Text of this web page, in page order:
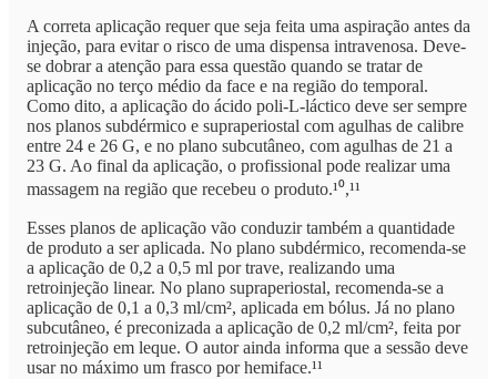
A correta aplicação requer que seja feita uma aspiração antes da
injeção, para evitar o risco de uma dispensa intravenosa. Deve-
se dobrar a atenção para essa questão quando se tratar de
aplicação no terço médio da face e na região do temporal.
Como dito, a aplicação do ácido poli-L-láctico deve ser sempre
nos planos subdérmico e supraperiostal com agulhas de calibre
entre 24 e 26 G, e no plano subcutâneo, com agulhas de 21 a
23 G. Ao final da aplicação, o profissional pode realizar uma
massagem na região que recebeu o produto.¹⁰,¹¹
Esses planos de aplicação vão conduzir também a quantidade
de produto a ser aplicada. No plano subdérmico, recomenda-se
a aplicação de 0,2 a 0,5 ml por trave, realizando uma
retroinjeção linear. No plano supraperiostal, recomenda-se a
aplicação de 0,1 a 0,3 ml/cm², aplicada em bólus. Já no plano
subcutâneo, é preconizada a aplicação de 0,2 ml/cm², feita por
retroinjeção em leque. O autor ainda informa que a sessão deve
usar no máximo um frasco por hemiface.¹¹